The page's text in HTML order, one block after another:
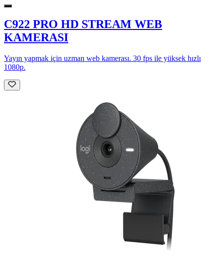
C922 PRO HD STREAM WEB
KAMERASI
Yayın yapmak için uzman web kamerası. 30 fps ile yüksek hızlı
1080p.